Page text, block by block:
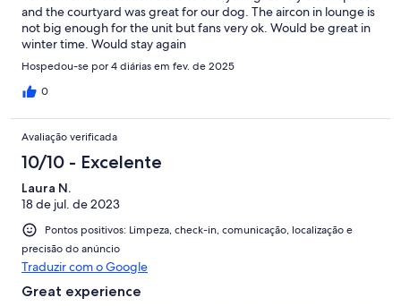
and the courtyard was great for our dog. The aircon in lounge is
not big enough for the unit but fans very ok. Would be great in
winter time. Would stay again
Hospedou-se por 4 diárias em fev. de 2025
0
Avaliação verificada
10/10 - Excelente
Laura N.
18 de jul. de 2023
Pontos positivos: Limpeza, check-in, comunicação, localização e
precisão do anúncio
Traduzir com o Google
Great experience